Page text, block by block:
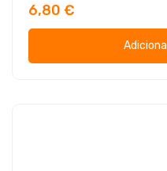
6,80 €